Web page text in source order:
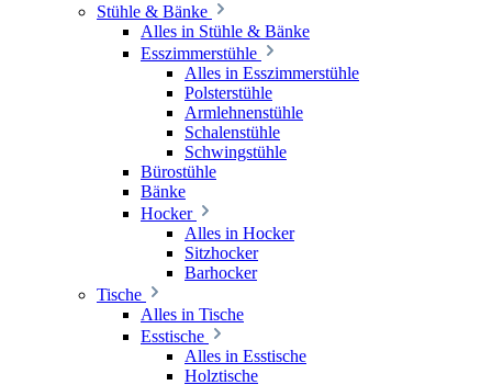
Stühle & Bänke
Alles in Stühle & Bänke
Esszimmerstühle
Alles in Esszimmerstühle
Polsterstühle
Armlehnenstühle
Schalenstühle
Schwingstühle
Bürostühle
Bänke
Hocker
Alles in Hocker
Sitzhocker
Barhocker
Tische
Alles in Tische
Esstische
Alles in Esstische
Holztische